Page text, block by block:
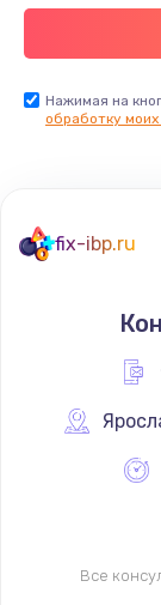
Нажимая на
обработку
fix-ibp.ru
Все